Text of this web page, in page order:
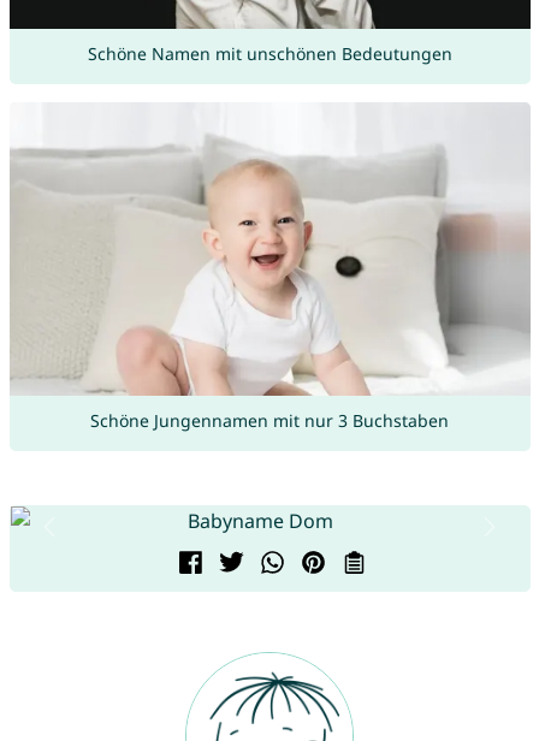
Schöne Namen mit unschönen Bedeutungen
Schöne Jungennamen mit nur 3 Buchstaben